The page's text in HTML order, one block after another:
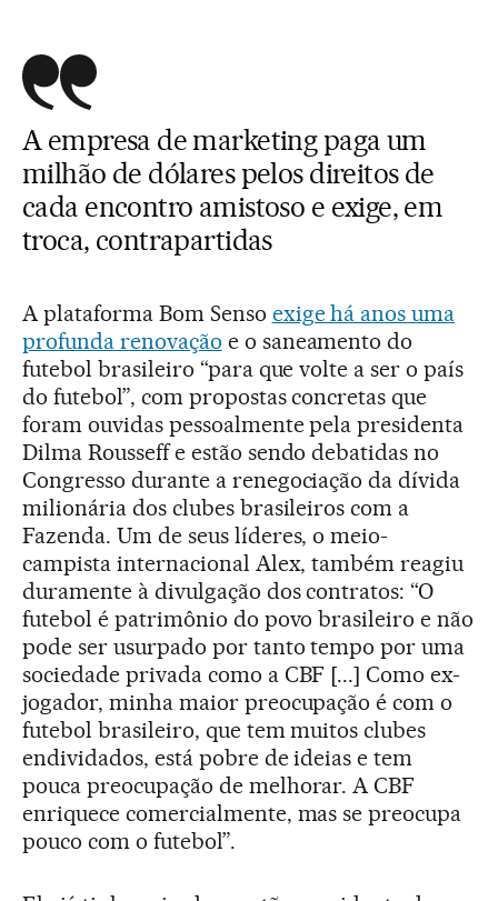
A empresa de marketing paga um
milhão de dólares pelos direitos de
cada encontro amistoso e exige, em
troca, contrapartidas
A plataforma Bom Senso exige há anos uma
profunda renovação e o saneamento do
futebol brasileiro “para que volte a ser o país
do futebol”, com propostas concretas que
foram ouvidas pessoalmente pela presidenta
Dilma Rousseff e estão sendo debatidas no
Congresso durante a renegociação da dívida
milionária dos clubes brasileiros com a
Fazenda. Um de seus líderes, o meio-
campista internacional Alex, também reagiu
duramente à divulgação dos contratos: “O
futebol é patrimônio do povo brasileiro e não
pode ser usurpado por tanto tempo por uma
sociedade privada como a CBF [...] Como ex-
jogador, minha maior preocupação é com o
futebol brasileiro, que tem muitos clubes
endividados, está pobre de ideias e tem
pouca preocupação de melhorar. A CBF
enriquece comercialmente, mas se preocupa
pouco com o futebol”.